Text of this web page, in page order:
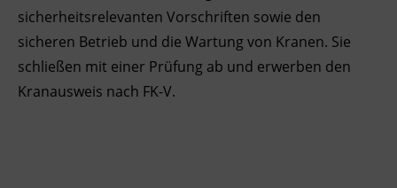
Deutsch und Integration
Akademisches Studienzentrum
BFI Reutte
BFI Schwaz
sicherheitsrelevanten Vorschriften sowie den
sicheren Betrieb und die Wartung von Kranen. Sie
schließen mit einer Prüfung ab und erwerben den
Kranausweis nach FK-V.